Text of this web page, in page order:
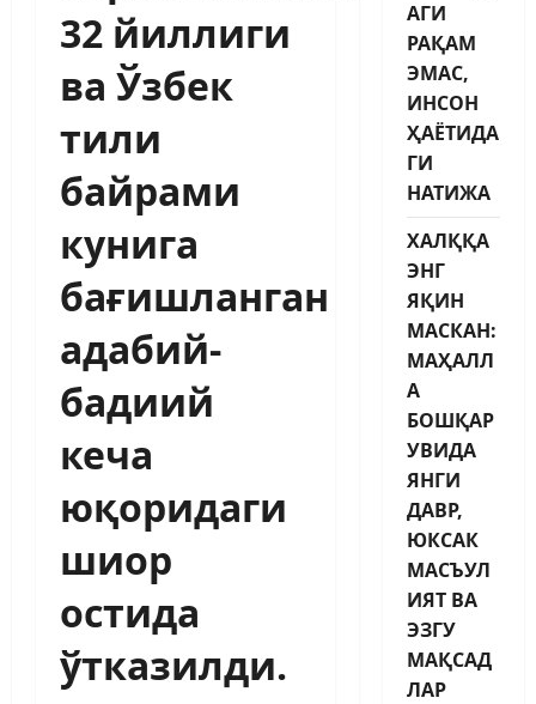
32 йиллиги
ва Ўзбек
тили
байрами
кунига
бағишланган
адабий-
бадиий
кеча
юқоридаги
шиор
остида
ўтказилди.
АГИ
РАҚАМ
ЭМАС,
ИНСОН
ҲАЁТИДА
ГИ
НАТИЖА
ХАЛҚҚА
ЭНГ
ЯҚИН
МАСКАН:
МАҲАЛЛ
А
БОШҚАР
УВИДА
ЯНГИ
ДАВР,
ЮКСАК
МАСЪУЛ
ИЯТ ВА
ЭЗГУ
МАҚСАД
ЛАР